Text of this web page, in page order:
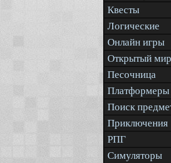
Квесты
Логические
Онлайн игры
Открытый мир
Песочница
Платформеры
Поиск
Приключения
РПГ
Симуляторы